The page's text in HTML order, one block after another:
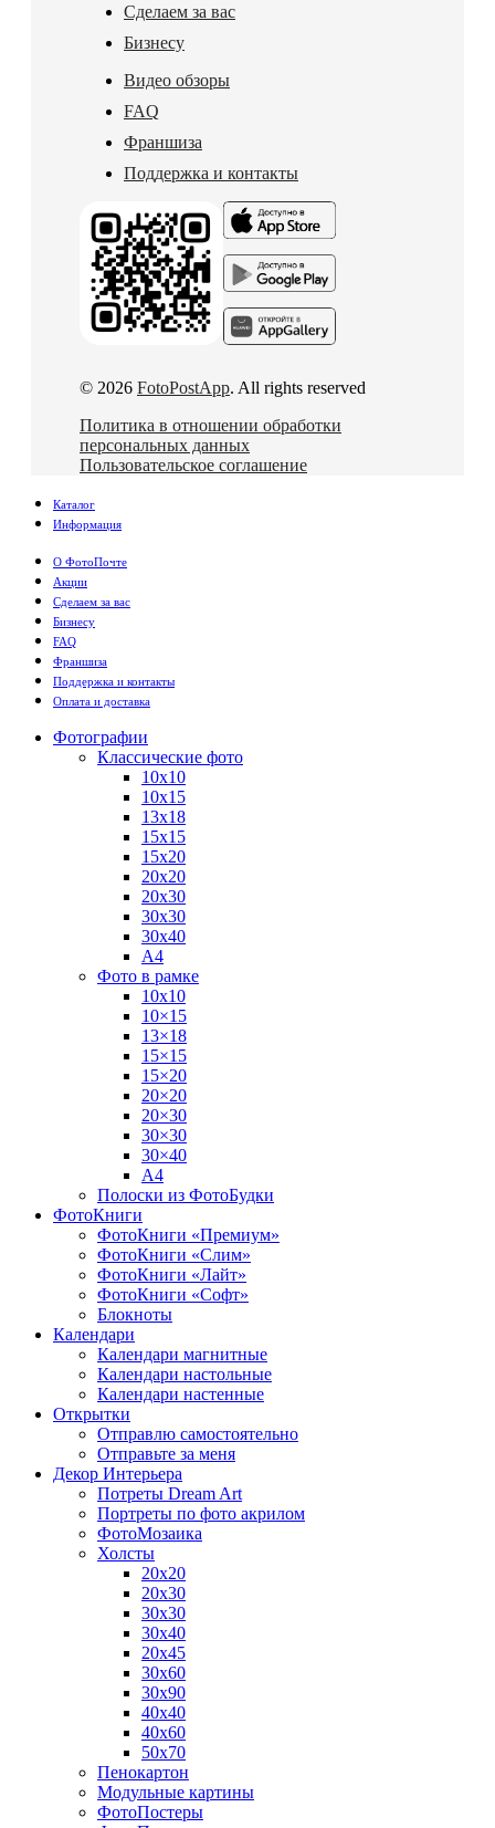
Сделаем за вас
Бизнесу
Видео обзоры
FAQ
Франшиза
Поддержка и контакты
© 2026 FotoPostApp. All rights reserved
Политика в отношении обработки
персональных данных
Пользовательское соглашение
Каталог
Информация
О ФотоПочте
Акции
Сделаем за вас
Бизнесу
FAQ
Франшиза
Поддержка и контакты
Оплата и доставка
Фотографии
Классические фото
10х10
10х15
13х18
15х15
15х20
20х20
20х30
30х30
30х40
А4
Фото в рамке
10х10
10×15
13×18
15×15
15×20
20×20
20×30
30×30
30×40
A4
Полоски из ФотоБудки
ФотоКниги
ФотоКниги «Премиум»
ФотоКниги «Слим»
ФотоКниги «Лайт»
ФотоКниги «Софт»
Блокноты
Календари
Календари магнитные
Календари настольные
Календари настенные
Открытки
Отправлю самостоятельно
Отправьте за меня
Декор Интерьера
Потреты Dream Art
Портреты по фото акрилом
ФотоМозаика
Холсты
20х20
20х30
30х30
30х40
20х45
30х60
30х90
40х40
40х60
50х70
Пенокартон
Модульные картины
ФотоПостеры